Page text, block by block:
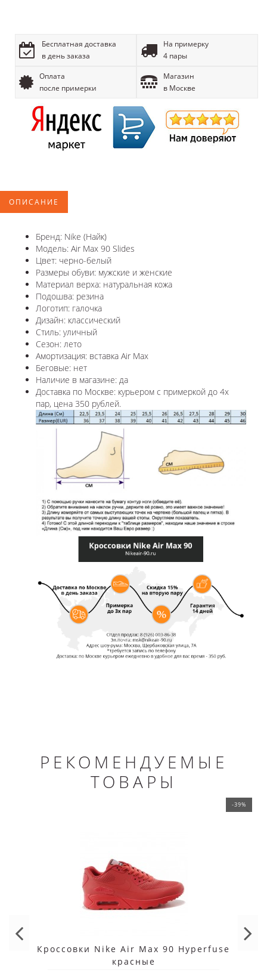
Бесплатная доставка
в день заказа
На примерку
4 пары
Оплата
после примерки
Магазин
в Москве
ОПИСАНИЕ
Бренд: Nike (Найк)
Модель: Air Max 90 Slides
Цвет: черно-белый
Размеры обуви: мужские и женские
Материал верха: натуральная кожа
Подошва: резина
Логотип: галочка
Дизайн: классический
Стиль: уличный
Сезон: лето
Амортизация: вставка Air Max
Беговые: нет
Наличие в магазине: да
Доставка по Москве: курьером с примеркой до 4х
пар, цена 350 рублей.
РЕКОМЕНДУЕМЫЕ
ТОВАРЫ
-39%
Кроссовки Nike Air Max 90 Hyperfuse
красные